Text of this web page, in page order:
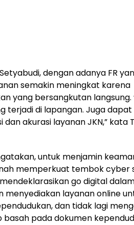
dengan adanya FR
semakin meningkat karena
yang bersangkutan langsung.
terjadi di lapangan. Juga dapat
akurasi layanan JKN,” kata
untuk menjamin
memperkuat tembok cyber
go digital
menyediakan layanan online
dan tidak lagi
pada dokumen